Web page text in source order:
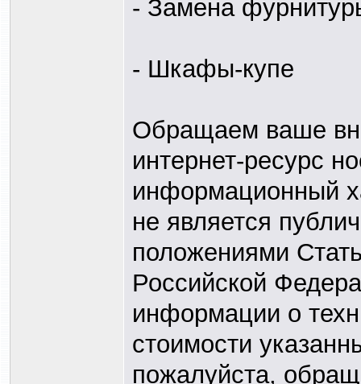
- Замена
- Шкафы-купе
Обращаем ваше
интернет-ресурс
информационный
не является
положениями
Российской
информации о
стоимости
пожалуйста,